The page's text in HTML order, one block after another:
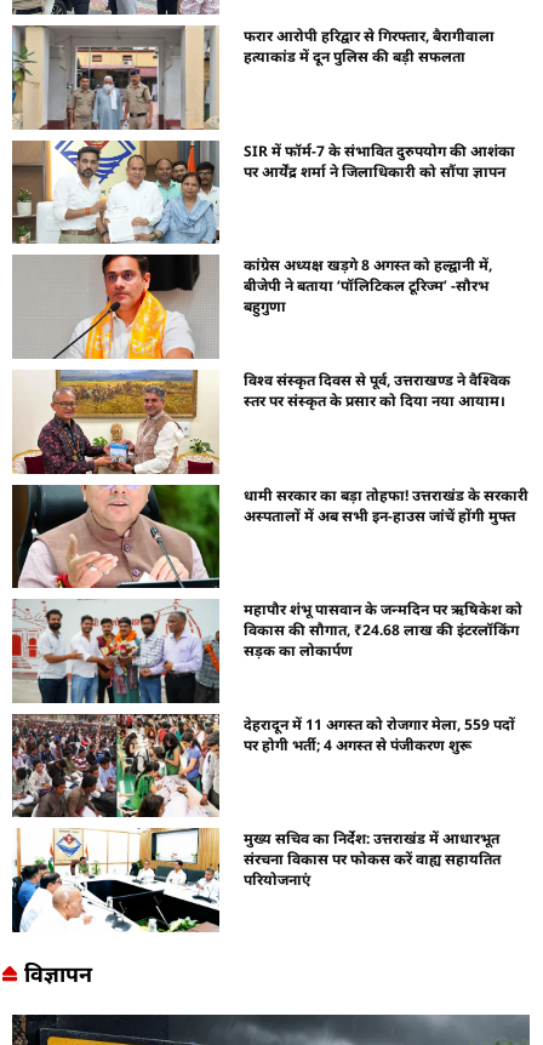
फरार आरोपी हरिद्वार से गिरफ्तार, बैरागीवाला
हत्याकांड में दून पुलिस की बड़ी सफलता
SIR में फॉर्म-7 के संभावित दुरुपयोग की आशंका
पर आर्येंद्र शर्मा ने जिलाधिकारी को सौंपा ज्ञापन
कांग्रेस अध्यक्ष खड़गे 8 अगस्त को हल्द्वानी में,
बीजेपी ने बताया ‘पॉलिटिकल टूरिज्म’ -सौरभ
बहुगुणा
विश्व संस्कृत दिवस से पूर्व, उत्तराखण्ड ने वैश्विक
स्तर पर संस्कृत के प्रसार को दिया नया आयाम।
धामी सरकार का बड़ा तोहफा! उत्तराखंड के सरकारी
अस्पतालों में अब सभी इन-हाउस जांचें होंगी मुफ्त
महापौर शंभू पासवान के जन्मदिन पर ऋषिकेश को
विकास की सौगात, ₹24.68 लाख की इंटरलॉकिंग
सड़क का लोकार्पण
देहरादून में 11 अगस्त को रोजगार मेला, 559 पदों
पर होगी भर्ती; 4 अगस्त से पंजीकरण शुरू
मुख्य सचिव का निर्देश: उत्तराखंड में आधारभूत
संरचना विकास पर फोकस करें वाह्य सहायतित
परियोजनाएं
विज्ञापन